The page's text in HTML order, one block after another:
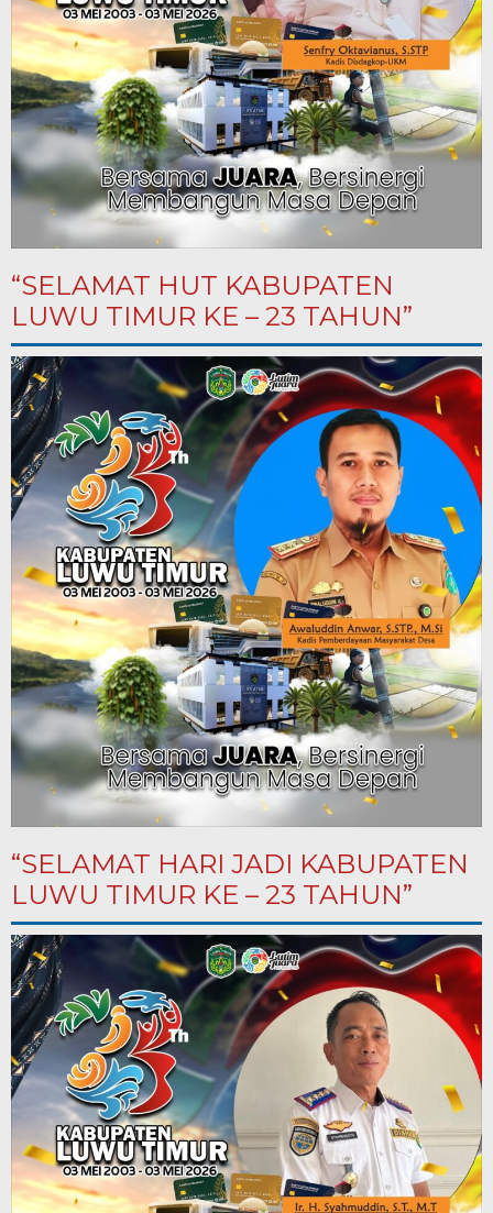
“SELAMAT HUT KABUPATEN
LUWU TIMUR KE – 23 TAHUN”
“SELAMAT HARI JADI KABUPATEN
LUWU TIMUR KE – 23 TAHUN”